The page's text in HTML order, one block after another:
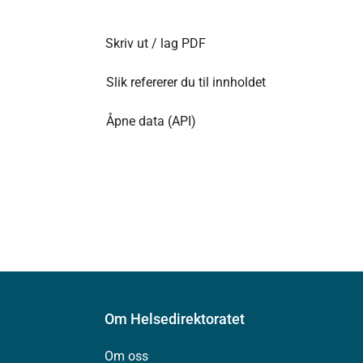
Skriv ut / lag PDF
Slik refererer du til innholdet
Åpne data (API)
Om Helsedirektoratet
Om oss